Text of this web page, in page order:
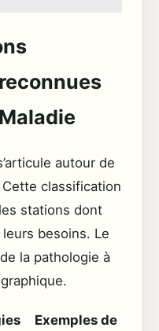
autour de
classification
stations dont
besoins. Le
la pathologie à
Exemples de